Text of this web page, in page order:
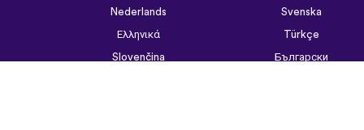
Nederlands
Svenska
Ελληνικά
Türkçe
Slovenčina
Български